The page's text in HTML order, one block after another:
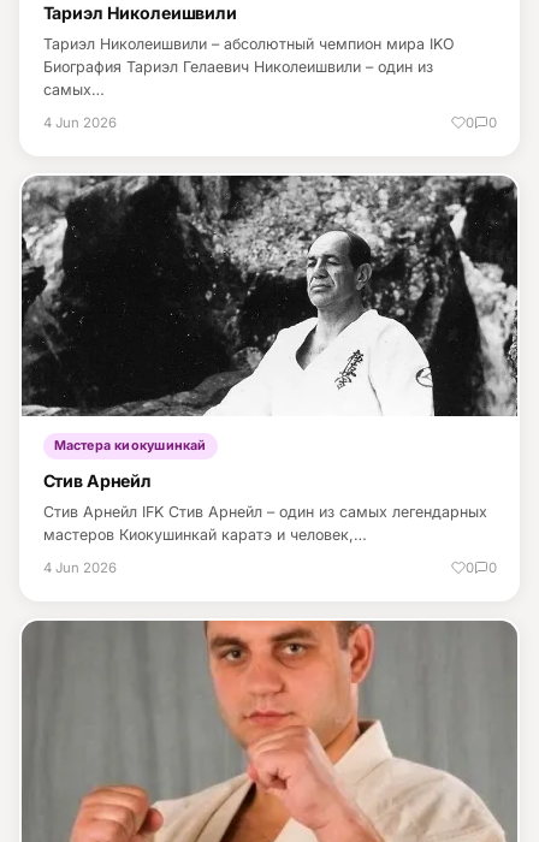
Тариэл Николеишвили
Тариэл Николеишвили – абсолютный чемпион мира IKO
Биография Тариэл Гелаевич Николеишвили – один из
самых…
4 Jun 2026 0 0
Мастера киокушинкай
Стив Арнейл
Стив Арнейл IFK Стив Арнейл – один из самых легендарных
мастеров Киокушинкай каратэ и человек,…
4 Jun 2026 0 0